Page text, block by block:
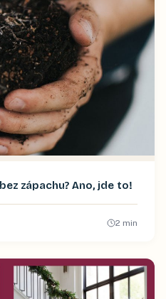
zápachu? Ano, jde to!
2 min